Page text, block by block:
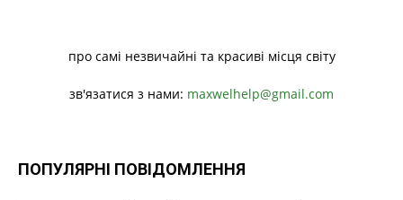
про самі незвичайні та красиві місця світу
зв'язатися з нами: maxwelhelp@gmail.com
ПОПУЛЯРНІ ПОВІДОМЛЕННЯ